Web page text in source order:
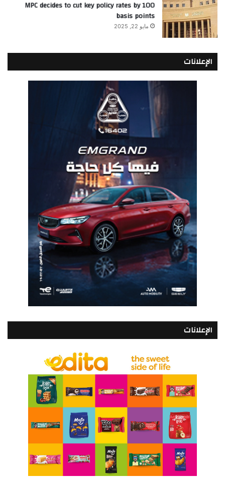
MPC decides to cut key policy rates by 100
basis points
مايو 22, 2025
الإعلانات
الإعلانات